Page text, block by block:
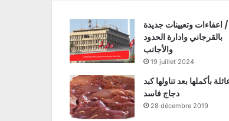
وتعيينات جديدة
بالقرجاني وادارة الحدود
والأجانب
19 juillet 2024
بأكملها بعد تناولها كبد
دجاج فاسد
28 décembre 2019